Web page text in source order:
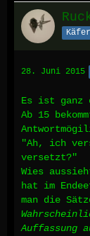
28. Juni 2015
Es ist ganz
Ab 15
"Ah, ich
versetzt?"
Wies
hat im
man die
Auffassung